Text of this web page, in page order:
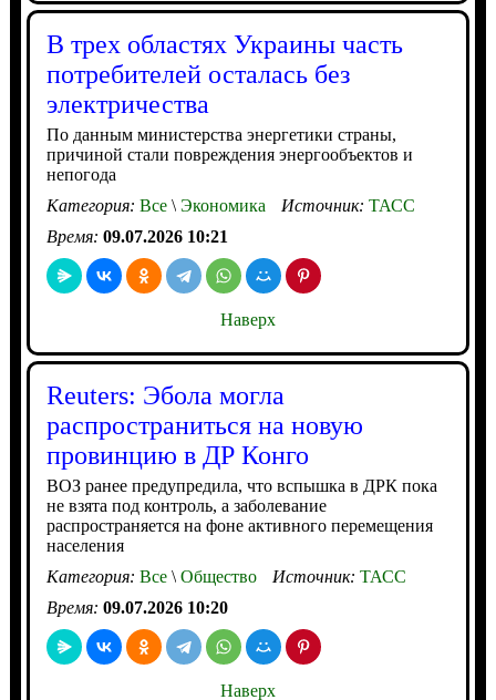
В трех областях Украины часть
потребителей осталась без
электричества
По данным министерства энергетики страны,
причиной стали повреждения энергообъектов и
непогода
Категория: Все\Экономика Источник: ТАСС
Время: 09.07.2026 10:21
Наверх
Reuters: Эбола могла
распространиться на новую
провинцию в ДР Конго
ВОЗ ранее предупредила, что вспышка в ДРК пока
не взята под контроль, а заболевание
распространяется на фоне активного перемещения
населения
Категория: Все\Общество Источник: ТАСС
Время: 09.07.2026 10:20
Наверх